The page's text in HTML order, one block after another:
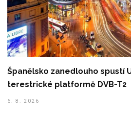
Španělsko zanedlouho spustí
terestrické platformě DVB-T2
6. 8. 2026